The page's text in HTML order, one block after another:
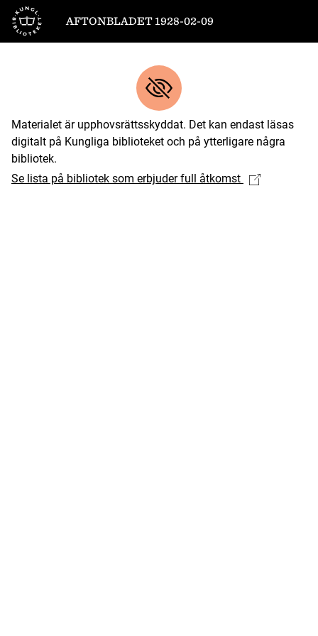
Till startsidan
AFTONBLADET 1928-02-09
Materialet är upphovsrättsskyddat. Det kan endast läsas
digitalt på Kungliga biblioteket och på ytterligare några
bibliotek.
Se lista på bibliotek som erbjuder full åtkomst